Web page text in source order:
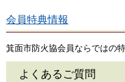
会員特典情報
箕面市防火協会員ならではの
よくあるご質問